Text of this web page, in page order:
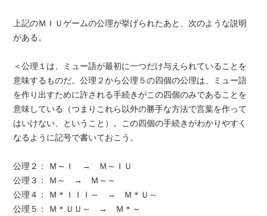
上記のＭＩＵゲームの公理が挙げられたあと、次のような説明
がある。
＜公理１は、ミュー語が最初に一つだけ与えられていることを
意味するものだ。公理２から公理５の四個の公理は、ミュー語
を作り出すために許される手続きがこの四個のみであることを
意味している（つまりこれら以外の勝手な方法で言葉を作って
はいけない、ということ）。この四個の手続きがわかりやすく
なるように記号で書いておこう。
公理２： Ｍ～Ｉ → Ｍ～ＩＵ
公理３： Ｍ～ → Ｍ～～
公理４： Ｍ＊ＩＩＩ～ → Ｍ＊Ｕ～
公理５： Ｍ＊ＵＵ～ → Ｍ＊～